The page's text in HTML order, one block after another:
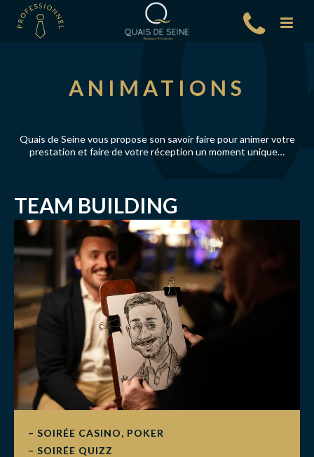
ANIMATIONS
Quais de Seine vous propose son savoir faire pour animer votre
prestation et faire de votre réception un moment unique…
TEAM BUILDING
– SOIRÉE CASINO, POKER
– SOIRÉE QUIZZ